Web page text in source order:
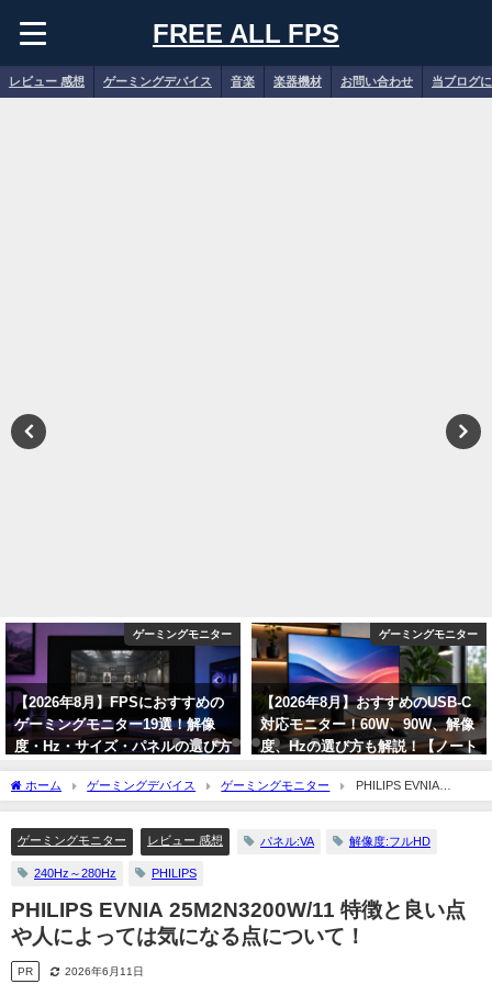
FREE ALL FPS
レビュー 感想 ゲーミングデバイス 音楽 楽器機材 お問い合わせ 当ブログ
ゲーミングモニター
【2026年8月】FPSにおすすめの
ゲーミングモニター19選！解像
度・Hz・サイズ・パネルの選び方
も解説！
ゲーミングモニター
【2026年8月】おすすめのUSB-C
対応モニター！60W、90W、解像
度、Hzの選び方も解説！【ノート
PC向け】
ホーム ゲーミングデバイス ゲーミングモニター
PHILIPS EVNIA
25M2N3200W/11 特徴と良い点や人によっては気になる点について！
ゲーミングモニター レビュー 感想 パネル:VA 解像度:フルHD
240Hz～280Hz PHILIPS
PHILIPS EVNIA 25M2N3200W/11 特徴と良い点
や人によっては気になる点について！
PR 2026年6月11日